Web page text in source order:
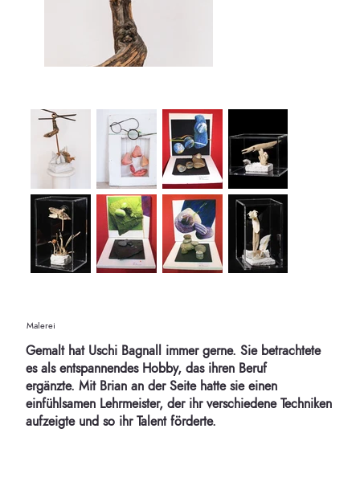
Malerei
Gemalt hat Uschi Bagnall immer gerne. Sie betrachtete
es als entspannendes Hobby, das ihren Beruf
ergänzte. Mit Brian an der Seite hatte sie einen
einfühlsamen Lehrmeister, der ihr verschiedene Techniken
aufzeigte und so ihr Talent förderte.